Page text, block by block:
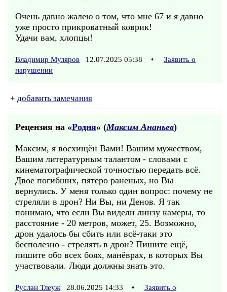
Очень давно жалею о том, что мне 67 и я давно
уже просто прикроватный коврик!
Удачи вам, хлопцы!
Владимир Муляров 12.07.2025 05:38 •
Заявить о
нарушении
+ добавить замечания
Рецензия на «Родня» (Максим Ананьев)
Максим, я восхищён Вами! Вашим мужеством,
Вашим литературным талантом - словами с
кинематографической точностью передать всё.
Двое погибших, пятеро раненых, но Вы
вернулись. У меня только один вопрос: почему не
стреляли в дрон? Ни Вы, ни Денов. Я так
понимаю, что если Вы видели линзу камеры, то
расстояние - 20 метров, может, 25. Возможно,
дрон удалось бы сбить или всё-таки это
бесполезно - стрелять в дрон? Пишите ещё,
пишите обо всех боях, манёврах, в которых Вы
участвовали. Люди должны знать это.
Руслан Тлеуж 28.06.2025 14:33 •
Заявить о